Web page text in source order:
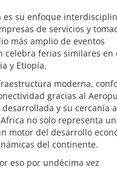
su enfoque
de servicios y
más amplio de eventos
celebra ferias similares en
y Etiopía.
moderna,
gracias al
y su cercanía
no solo representa
motor del desarrollo
del continente.
eso por undécima vez